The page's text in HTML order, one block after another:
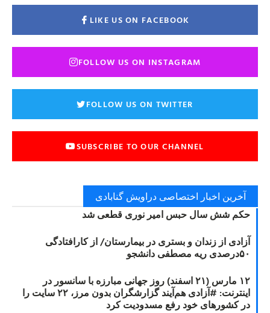
LIKE US ON FACEBOOK
FOLLOW US ON INSTAGRAM
FOLLOW US ON TWITTER
SUBSCRIBE TO OUR CHANNEL
آخرین اخبار اختصاصی دراویش گنابادی
حکم شش سال حبس امیر نوری قطعی شد
آزادی از زندان و بستری در بیمارستان/ از کارافتادگی
۵۰درصدی ریه مصطفی دانشجو
۱۲ مارس (۲۱ اسفند) روز جهانی مبارزه با سانسور در
اینترنت: #آزادی هم‌آیند گزارشگران‌ بدون مرز، ۲۲ سایت را
در کشورهای خود رفع مسدودیت کرد